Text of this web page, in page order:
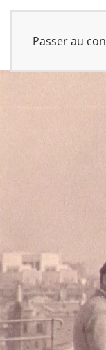
Passer au